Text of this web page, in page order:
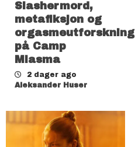
Slashermord,
metafiksjon og
orgasmeutforskning
på Camp
Miasma
2 dager ago
Aleksander Huser